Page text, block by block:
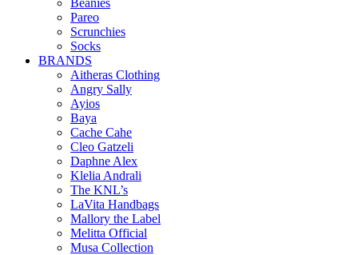
Beanies
Pareo
Scrunchies
Socks
BRANDS
Aitheras Clothing
Angry Sally
Ayios
Baya
Cache Cahe
Cleo Gatzeli
Daphne Alex
Klelia Andrali
The KNL’s
LaVita Handbags
Mallory the Label
Melitta Official
Musa Collection